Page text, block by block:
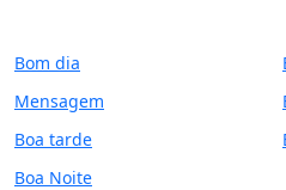
Bom dia
Mensagem
Boa tarde
Boa Noite